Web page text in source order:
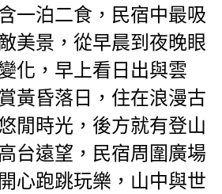
一泊二食，民宿中最吸
美景，從早晨到夜晚眼
化，早上看日出與雲
黃昏落日，住在浪漫古
閒時光，後方就有登山
台遠望，民宿周圍廣場
心跑跳玩樂，山中與世